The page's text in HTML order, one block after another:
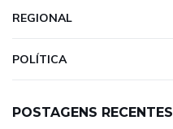
REGIONAL
POLÍTICA
POSTAGENS RECENTES